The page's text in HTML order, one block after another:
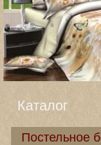
Каталог
Постельное